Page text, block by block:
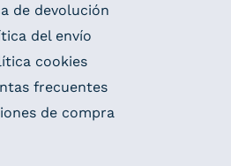
de devolución
del envío
cookies
frecuentes
de compra